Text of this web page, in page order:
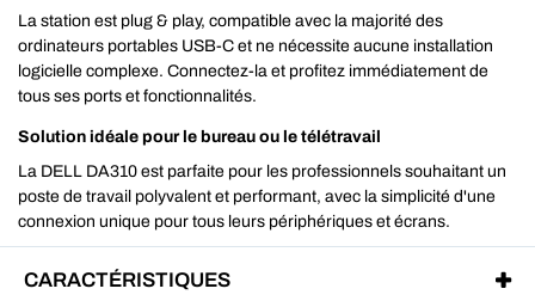
La station est plug & play, compatible avec la majorité des
ordinateurs portables USB-C et ne nécessite aucune installation
logicielle complexe. Connectez-la et profitez immédiatement de
tous ses ports et fonctionnalités.
Solution idéale pour le bureau ou le télétravail
La DELL DA310 est parfaite pour les professionnels souhaitant un
poste de travail polyvalent et performant, avec la simplicité d'une
connexion unique pour tous leurs périphériques et écrans.
CARACTÉRISTIQUES